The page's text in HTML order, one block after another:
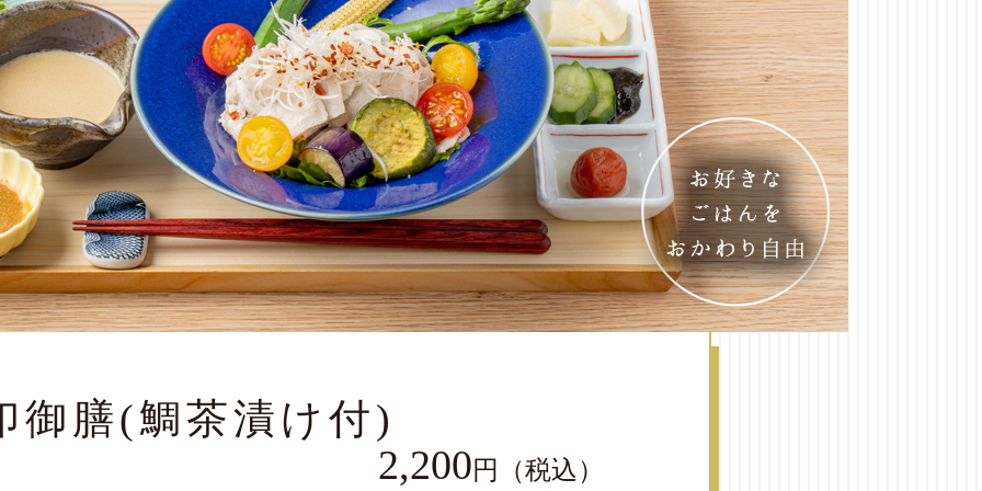
御膳(鯛茶漬け付)
2,200円（税込）